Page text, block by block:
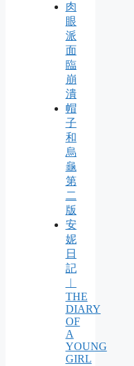
肉
眼
派
面
臨
崩
潰
帽
子
和
烏
龜
第
二
版
安
妮
日
記
︱
THE
DIARY
OF
A
YOUNG
GIRL